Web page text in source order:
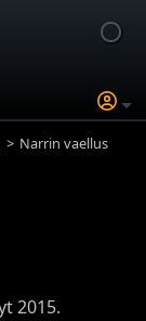
Narrin vaellus
2015.